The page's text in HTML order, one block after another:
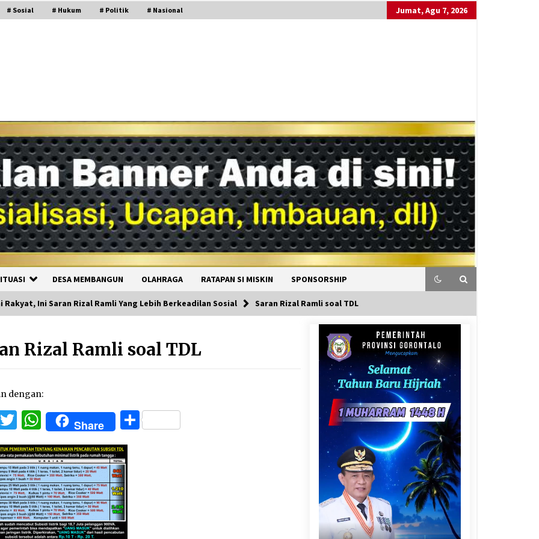
# Sosial # Hukum # Politik # Nasional Jumat, Agu 7, 2026
DESA MEMBANGUN OLAHRAGA RATAPAN SI MISKIN SPONSORSHIP
Rakyat, Ini Saran Rizal Ramli Yang Lebih Berkeadilan Sosial Saran Rizal Ramli soal TDL
Rizal Ramli soal TDL
dengan:
Twitter
WhatsApp
Share Share